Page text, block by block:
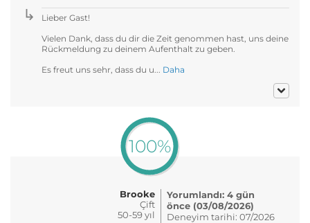
Lieber Gast!
Vielen Dank, dass du dir die Zeit genommen hast, uns deine
Rückmeldung zu deinem Aufenthalt zu geben.
Es freut uns sehr, dass du u... Daha
100%
Brooke
Çift
50-59 yıl
Yorumlandı: 4 gün
önce (03/08/2026)
Deneyim tarihi: 07/2026